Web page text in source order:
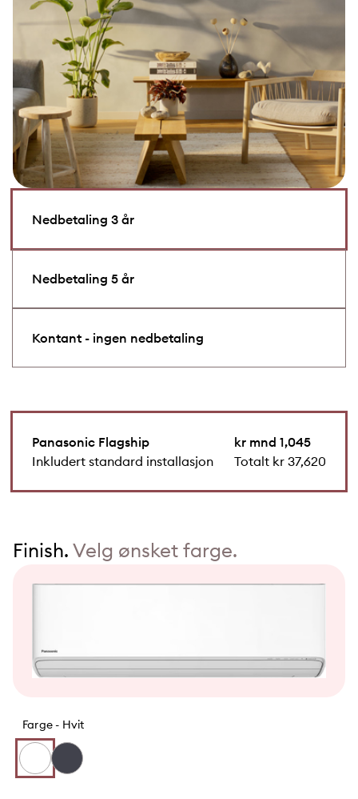
Nedbetaling 3 år
Nedbetaling 5 år
Kontant - ingen nedbetaling
Panasonic Flagship
Inkludert standard installasjon
kr mnd 1,045
Totalt kr 37,620
Finish. Velg ønsket farge.
Farge - Hvit